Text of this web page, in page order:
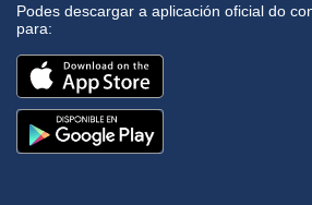
Podes descargar a aplicación oficial do
para: